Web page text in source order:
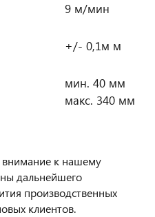
9 м/мин
+/- 0,1м м
мин. 40 мм
макс. 340 мм
внимание к нашему
дальнейшего
производственных
клиентов.